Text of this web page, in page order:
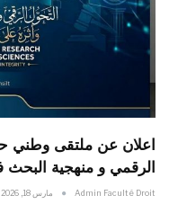
اعلان عن ملتقى وطني
الرقمي و منهجية البحث
Admin Faculté Droit مارس 18, 2026